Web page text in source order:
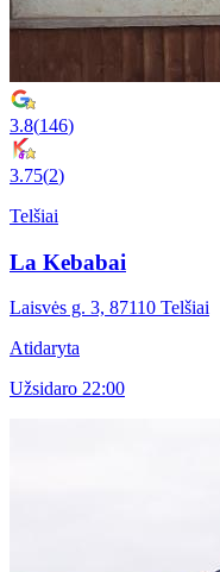
3.8(146)
3.75(2)
Telšiai
La Kebabai
Laisvės g. 3, 87110 Telšiai
Atidaryta
Užsidaro 22:00